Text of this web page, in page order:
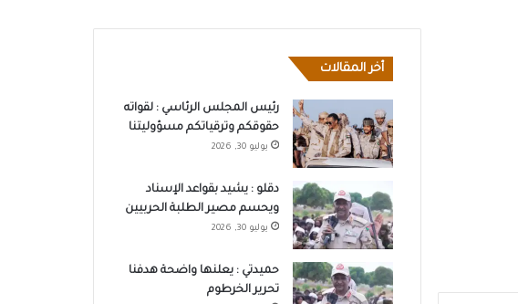
أخر المقالات
رئيس المجلس الرئاسي : لقواته
حقوقكم وترقياتكم مسؤوليتنا
يوليو 30, 2026
دقلو : يشيد بقواعد الإسناد
ويحسم مصير الطلبة الحربيين
يوليو 30, 2026
حميدتي : يعلنها واضحة هدفنا
تحرير الخرطوم